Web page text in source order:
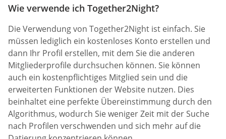
Wie verwende ich Together2Night?
Die Verwendung von Together2Night ist einfach. Sie
müssen lediglich ein kostenloses Konto erstellen und
dann Ihr Profil erstellen, mit dem Sie die anderen
Mitgliederprofile durchsuchen können. Sie können
auch ein kostenpflichtiges Mitglied sein und die
erweiterten Funktionen der Website nutzen. Dies
beinhaltet eine perfekte Übereinstimmung durch den
Algorithmus, wodurch Sie weniger Zeit mit der Suche
nach Profilen verschwenden und sich mehr auf die